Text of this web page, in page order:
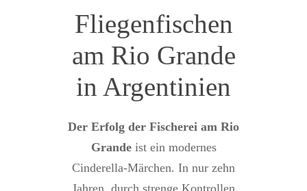
Fliegenfischen
am Rio Grande
in Argentinien
Der Erfolg der Fischerei am Rio
Grandeist ein modernes
Cinderella-Märchen. In nur zehn
Jahren, durch strenge Kontrollen